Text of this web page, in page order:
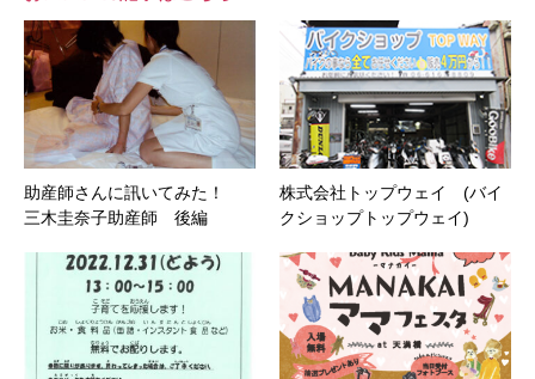
助産師さんに訊いてみた！
三木圭奈子助産師 後編
株式会社トップウェイ (バイ
クショップトップウェイ)